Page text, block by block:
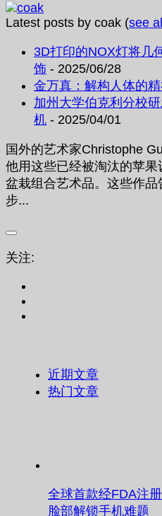
Latest posts by coak (see
3D打印的NOX灯将几
饰 - 2025/06/28
金万真：解构人体的
加州大学伯克利分校
机 - 2025/04/01
国外的艺术家Christophe
他用这些已经被淘汰的苹
盆栽组合艺术品。这些作
步...
关注:
近期文章
热门文章
全球首款经FDA注
脸部解锁手机难题